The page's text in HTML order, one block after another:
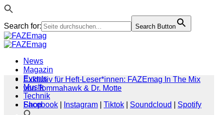
Search for: Search Button
Zum
Inhalt
News
Magazin
Events
Musik
Technik
Shop
Exklusiv für Heft-Leser*innen: FAZEmag In The Mix
von Tommahawk & Dr. Motte
Facebook
Instagram Tiktok Soundcloud
Spotify